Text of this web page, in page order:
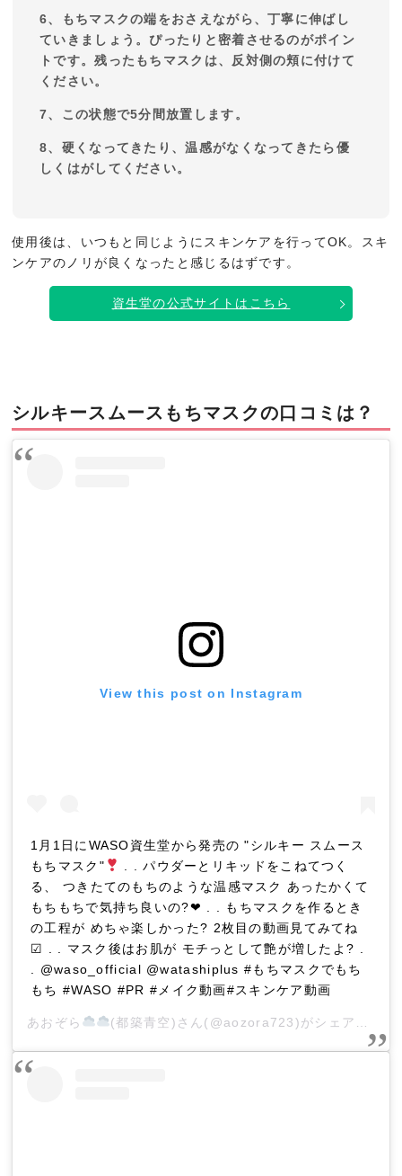
6、もちマスクの端をおさえながら、丁寧に伸ばし
ていきましょう。ぴったりと密着させるのがポイン
トです。残ったもちマスクは、反対側の頬に付けて
ください。
7、この状態で5分間放置します。
8、硬くなってきたり、温感がなくなってきたら優
しくはがしてください。
使用後は、いつもと同じようにスキンケアを行ってOK。スキ
ンケアのノリが良くなったと感じるはずです。
資生堂の公式サイトはこちら
シルキースムースもちマスクの口コミは？
View this post on Instagram
1月1日にWASO資生堂から発売の "シルキー スムース
もちマスク"
. . パウダーとリキッドをこねてつく
る、 つきたてのもちのような温感マスク あったかくて
もちもちで気持ち良いの?❤︎ . . もちマスクを作るとき
の工程が めちゃ楽しかった? 2枚目の動画見てみてね
☑︎ . . マスク後はお肌が モチっとして艶が増したよ? .
. @waso_official @watashiplus #もちマスクでもち
もち #WASO #PR #メイク動画#スキンケア動画
あおぞら (都築青空) さん(@aozora723)がシェアした投稿 –